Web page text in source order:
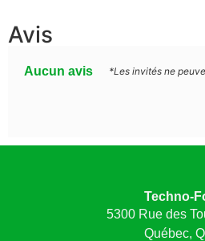
Avis
Aucun avis *Les invités ne
Techno-
5300 Rue des
Québec,